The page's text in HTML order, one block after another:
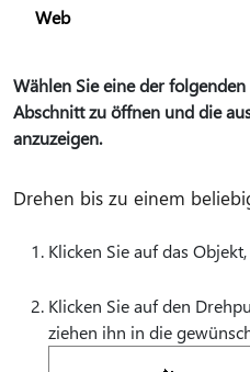
Web
Wählen Sie eine der
Abschnitt zu öffnen und die
anzuzeigen.
Drehen bis zu einem
Klicken Sie auf das
Klicken Sie auf den
ziehen ihn in die